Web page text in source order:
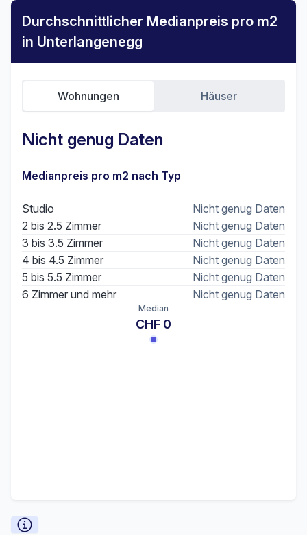
Durchschnittlicher Medianpreis pro m2
in Unterlangenegg
Nicht genug Daten
Wohnungen Häuser
Medianpreis pro m2 nach Typ
Studio
Nicht genug Daten
2 bis 2.5 Zimmer
Nicht genug Daten
3 bis 3.5 Zimmer
Nicht genug Daten
4 bis 4.5 Zimmer
Nicht genug Daten
5 bis 5.5 Zimmer
Nicht genug Daten
6 Zimmer und mehr
Nicht genug Daten
Median
CHF 0